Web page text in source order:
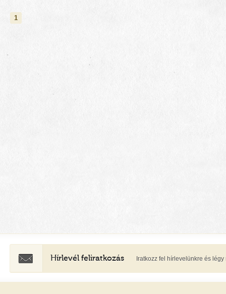
1
Hírlevél feliratkozás Iratkozz fel hírlevelünkre és